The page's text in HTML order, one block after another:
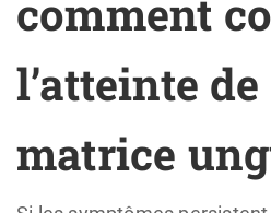
comment
l’atteinte
matrice